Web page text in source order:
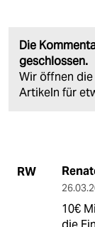
Die
geschlossen.
Wir öffnen
Artikeln für
RW
10€